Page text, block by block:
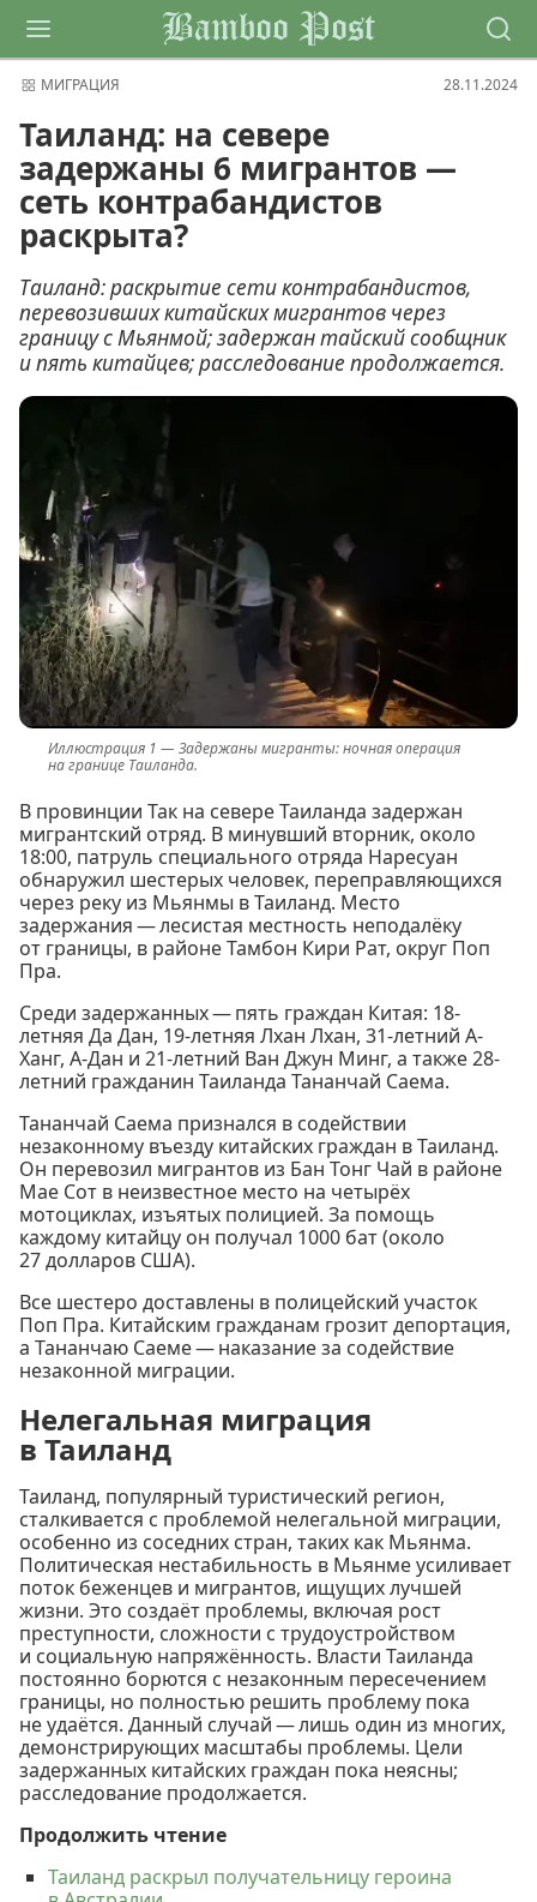
Bamboo Post
МИГРАЦИЯ 28.11.2024
Таиланд: на севере
задержаны 6 мигрантов —
сеть контрабандистов
раскрыта?
Таиланд: раскрытие сети контрабандистов,
перевозивших китайских мигрантов через
границу с Мьянмой; задержан тайский сообщник
и пять китайцев; расследование продолжается.
Задержаны мигранты: ночная операция
на границе Таиланда.
В провинции Так на севере Таиланда задержан
мигрантский отряд. В минувший вторник, около
18:00, патруль специального отряда Наресуан
обнаружил шестерых человек, переправляющихся
через реку из Мьянмы в Таиланд. Место
задержания — лесистая местность неподалёку
от границы, в районе Тамбон Кири Рат, округ Поп
Пра.
Среди задержанных — пять граждан Китая: 18-
летняя Да Дан, 19-летняя Лхан Лхан, 31-летний А-
Ханг, А-Дан и 21-летний Ван Джун Минг, а также 28-
летний гражданин Таиланда Тананчай Саема.
Тананчай Саема признался в содействии
незаконному въезду китайских граждан в Таиланд.
Он перевозил мигрантов из Бан Тонг Чай в районе
Мае Сот в неизвестное место на четырёх
мотоциклах, изъятых полицией. За помощь
каждому китайцу он получал 1000 бат (около
27 долларов США).
Все шестеро доставлены в полицейский участок
Поп Пра. Китайским гражданам грозит депортация,
а Тананчаю Саеме — наказание за содействие
незаконной миграции.
Нелегальная миграция
в Таиланд
Таиланд, популярный туристический регион,
сталкивается с проблемой нелегальной миграции,
особенно из соседних стран, таких как Мьянма.
Политическая нестабильность в Мьянме усиливает
поток беженцев и мигрантов, ищущих лучшей
жизни. Это создаёт проблемы, включая рост
преступности, сложности с трудоустройством
и социальную напряжённость. Власти Таиланда
постоянно борются с незаконным пересечением
границы, но полностью решить проблему пока
не удаётся. Данный случай — лишь один из многих,
демонстрирующих масштабы проблемы. Цели
задержанных китайских граждан пока неясны;
расследование продолжается.
Продолжить чтение
Таиланд раскрыл получательницу героина